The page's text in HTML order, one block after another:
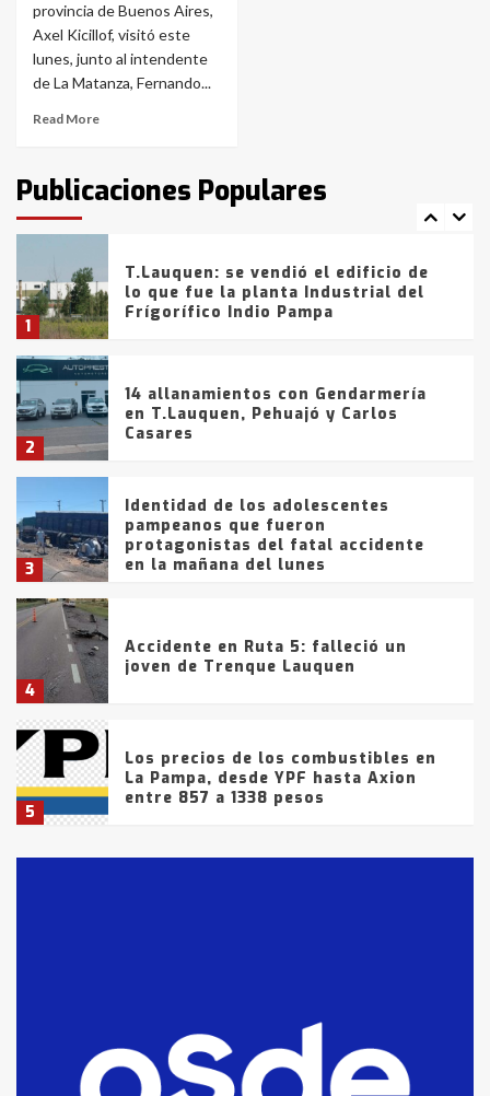
provincia de Buenos Aires,
Axel Kicillof, visitó este
lunes, junto al intendente
de La Matanza, Fernando...
Read More
Publicaciones Populares
6
La Bolsa de Cereales de Bahía
Blanca anticipa que Agosto vendrá
con lluvias y heladas, en gran parte
de la provincia
fueron detenidos por
comercialización de drogas en la
tarde del sábado
1
T.Lauquen: se vendió el edificio de
lo que fue la planta Industrial del
Frígorífico Indio Pampa
2
14 allanamientos con Gendarmería
en T.Lauquen, Pehuajó y Carlos
Casares
3
Identidad de los adolescentes
pampeanos que fueron
protagonistas del fatal accidente
en la mañana del lunes
4
Accidente en Ruta 5: falleció un
joven de Trenque Lauquen
5
Los precios de los combustibles en
La Pampa, desde YPF hasta Axion
entre 857 a 1338 pesos
fueron detenidos por
comercialización de drogas en la
tarde del sábado